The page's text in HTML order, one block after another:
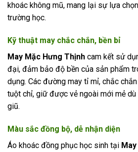
khoác không mũ, mang lại sự lựa
trường học.
Kỹ thuật may chắc chắn, bền bỉ
May Mặc Hưng Thịnh cam kết sử
đại, đảm bảo độ bền của sản phẩm
dụng. Các đường may tỉ mỉ, chắc
tuột chỉ, giữ được vẻ ngoài mới mẻ
giũ.
Màu sắc đồng bộ, dễ nhận diện
Áo khoác đồng phục học sinh tại